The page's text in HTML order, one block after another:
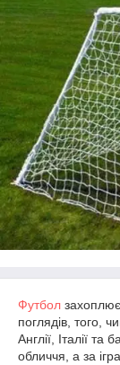
Футбол захоплює
поглядів, того,
Англії, Італії
обличчя, а за